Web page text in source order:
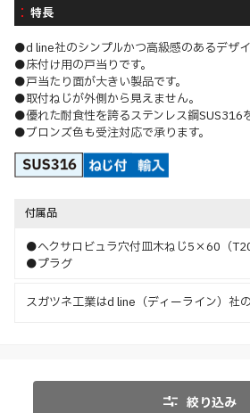
特長
●d line社のシンプルかつ高級感のあるデザイ
●床付け用の戸当りです。
●戸当たり面が大きい製品です。
●取付ねじが外側から見えません。
●優れた耐食性を誇るステンレス鋼SUS316
●ブロンズ色も受注対応で承ります。
付属品
●ヘクサロビュラ穴付皿木ねじ5×60（T20
●プラグ
スガツネ工業はd line（ディーライン）社
絞り込み